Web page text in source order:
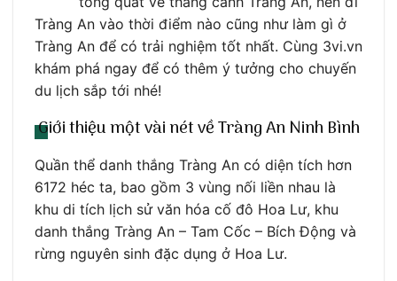
Tràng An vào thời điểm nào cũng như làm gì ở
Tràng An để có trải nghiệm tốt nhất. Cùng 3vi.vn
khám phá ngay để có thêm ý tưởng cho chuyến
du lịch sắp tới nhé!
Giới thiệu một vài nét về Tràng An Ninh Bình
Quần thể danh thắng Tràng An có diện tích hơn
6172 héc ta, bao gồm 3 vùng nối liền nhau là
khu di tích lịch sử văn hóa cố đô Hoa Lư, khu
danh thắng Tràng An – Tam Cốc – Bích Động và
rừng nguyên sinh đặc dụng ở Hoa Lư.